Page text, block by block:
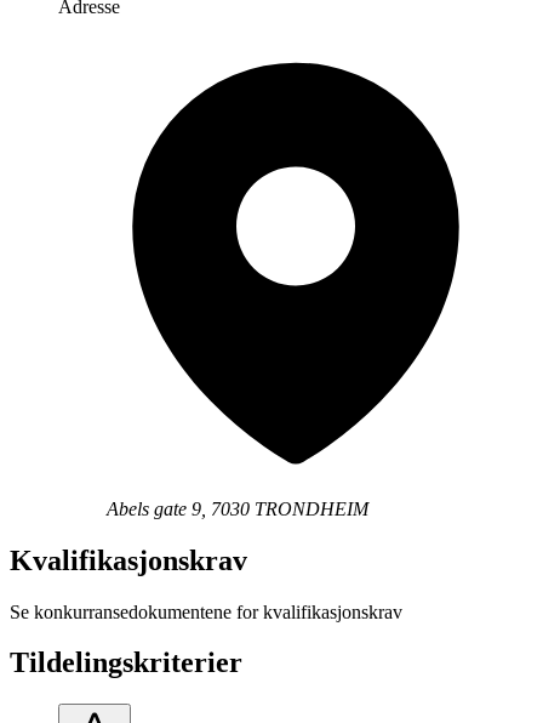
Adresse
Abels gate 9, 7030 TRONDHEIM
Kvalifikasjonskrav
Se konkurransedokumentene for kvalifikasjonskrav
Tildelingskriterier